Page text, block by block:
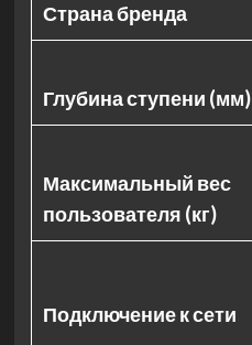
Страна бренда
Глубина ступени (мм)
Максимальный вес
пользователя (кг)
Подключение к сети